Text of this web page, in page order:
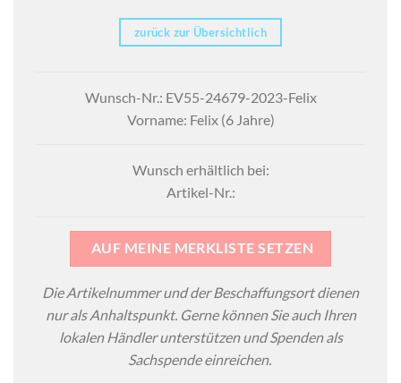
zurück zur Übersichtlich
Wunsch-Nr.: EV55-24679-2023-Felix
Vorname: Felix (6 Jahre)
Wunsch erhältlich bei:
Artikel-Nr.:
AUF MEINE MERKLISTE SETZEN
Die Artikelnummer und der Beschaffungsort dienen
nur als Anhaltspunkt. Gerne können Sie auch Ihren
lokalen Händler unterstützen und Spenden als
Sachspende einreichen.